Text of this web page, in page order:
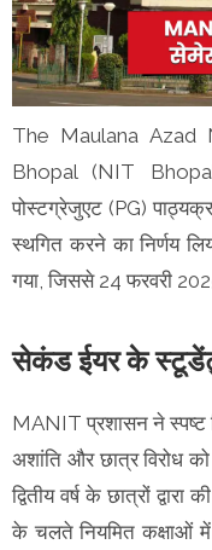
The Maulana Azad
Bhopal (NIT
पोस्टग्रेजुएट (PG)
स्थगित करने का निर्णय
गया, जिससे 24 फरवरी
सेकंड ईयर के
MANIT प्रशासन ने स्पष्ट
अशांति और छात्र विरोध
द्वितीय वर्ष के छात्रों
के चलते नियमित कक्षाओं में